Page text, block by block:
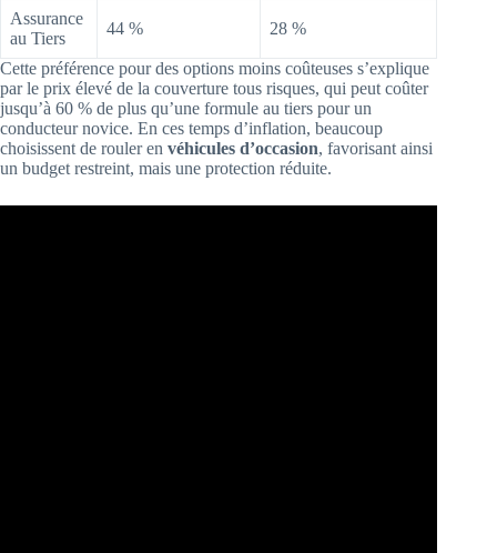
Assurance
au Tiers
44 % 28 %
Cette préférence pour des options moins coûteuses s’explique
par le prix élevé de la couverture tous risques, qui peut coûter
jusqu’à 60 % de plus qu’une formule au tiers pour un
conducteur novice. En ces temps d’inflation, beaucoup
choisissent de rouler en véhicules d’occasion, favorisant ainsi
un budget restreint, mais une protection réduite.